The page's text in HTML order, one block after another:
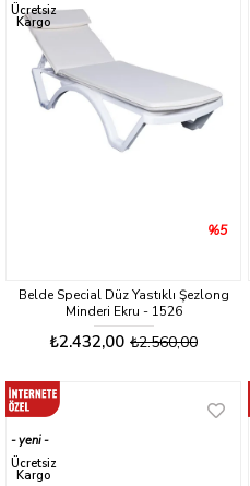
Belde Special Düz Yastıklı Şezlong
Minderi Ekru - 1526
₺2.432,00 ₺2.560,00
%5
ürün
Ücretsiz
Kargo
yeni
ürün
Ücretsiz
Kargo